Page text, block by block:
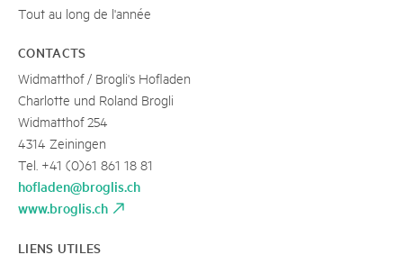
Tout au long de l'année
CONTACTS
Widmatthof / Brogli's Hofladen
Charlotte und Roland Brogli
Widmatthof 254
4314 Zeiningen
Tel. +41 (0)61 861 18 81
hofladen@broglis.ch
www.broglis.ch
LIENS UTILES